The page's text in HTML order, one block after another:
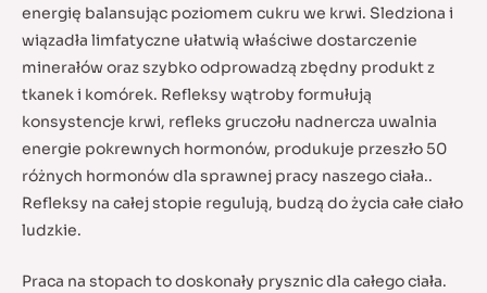
energię balansując poziomem cukru we krwi. Sledziona i
wiązadła limfatyczne ułatwią właściwe dostarczenie
minerałów oraz szybko odprowadzą zbędny produkt z
tkanek i komórek. Refleksy wątroby formułują
konsystencje krwi, refleks gruczołu nadnercza uwalnia
energie pokrewnych hormonów, produkuje przeszło 50
różnych hormonów dla sprawnej pracy naszego ciała..
Refleksy na całej stopie regulują, budzą do życia całe ciało
ludzkie.
Praca na stopach to doskonały prysznic dla całego ciała.